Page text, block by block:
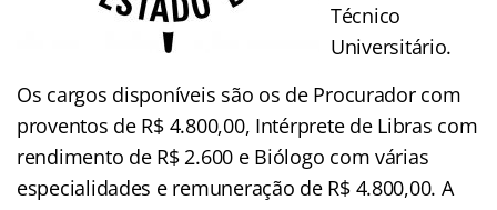
Técnico
Universitário.
Os cargos disponíveis são os de Procurador com
proventos de R$ 4.800,00, Intérprete de Libras com
rendimento de R$ 2.600 e Biólogo com várias
especialidades e remuneração de R$ 4.800,00. A